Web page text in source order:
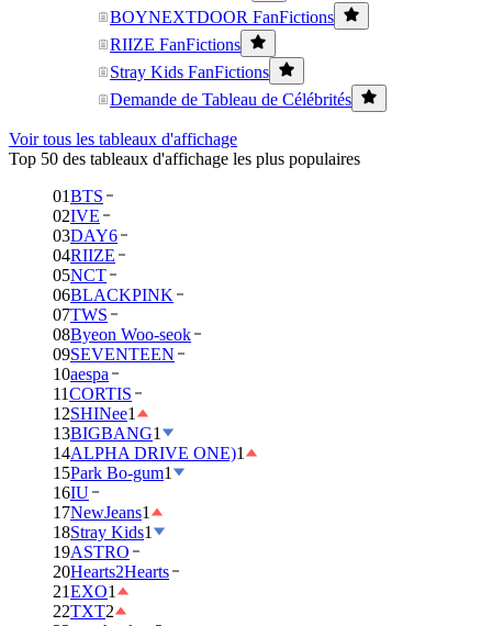
BOYNEXTDOOR FanFictions
RIIZE FanFictions
Stray Kids FanFictions
Demande de Tableau de Célébrités
Voir tous les tableaux d'affichage
Top 50 des tableaux d'affichage les plus populaires
01BTS
02IVE
03DAY6
04RIIZE
05NCT
06BLACKPINK
07TWS
08Byeon Woo-seok
09SEVENTEEN
10aespa
11CORTIS
12SHINee1
13BIGBANG1
14ALPHA DRIVE ONE)1
15Park Bo-gum1
16IU
17NewJeans1
18Stray Kids1
19ASTRO
20Hearts2Hearts
21EXO1
22TXT2